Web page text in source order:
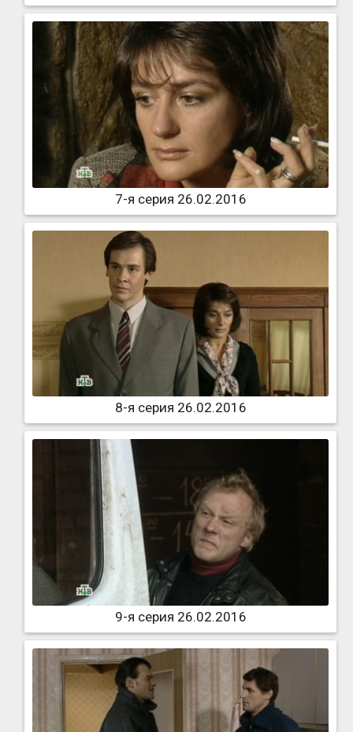
7-я серия 26.02.2016
8-я серия 26.02.2016
9-я серия 26.02.2016